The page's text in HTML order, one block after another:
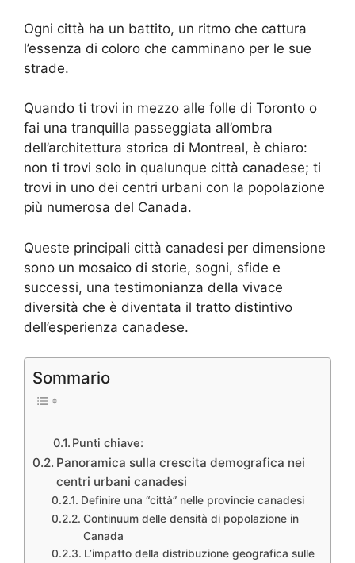
Ogni città ha un battito, un ritmo che cattura
l’essenza di coloro che camminano per le sue
strade.
Quando ti trovi in mezzo alle folle di Toronto o
fai una tranquilla passeggiata all’ombra
dell’architettura storica di Montreal, è chiaro:
non ti trovi solo in qualunque città canadese; ti
trovi in uno dei centri urbani con la popolazione
più numerosa del Canada.
Queste principali città canadesi per dimensione
sono un mosaico di storie, sogni, sfide e
successi, una testimonianza della vivace
diversità che è diventata il tratto distintivo
dell’esperienza canadese.
Sommario
Punti chiave:
Panoramica sulla crescita demografica nei
centri urbani canadesi
Definire una “città” nelle provincie canadesi
Continuum delle densità di popolazione in
Canada
L’impatto della distribuzione geografica sulle